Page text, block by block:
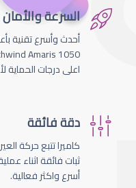
السرعة والأمان
أحدث وأسرع تقنية
اعلى درجات الحماية
دقة فائقة
ثبات فائقة اثناء
أسرع واكثر فعالية.